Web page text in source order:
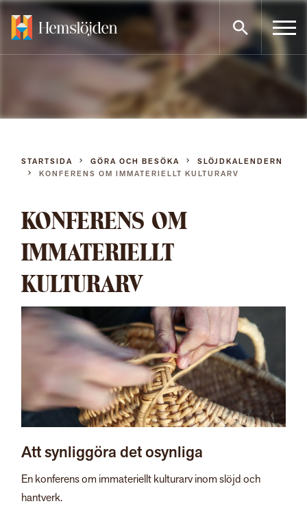
Gå
innehållet
STARTSIDA GÖRA OCH BESÖKA
SLÖJDKALENDERN
KONFERENS OM IMMATERIELLT KULTURARV
KONFERENS OM
IMMATERIELLT
KULTURARV
Att synliggöra det osynliga
En konferens om immateriellt kulturarv inom slöjd och
hantverk.